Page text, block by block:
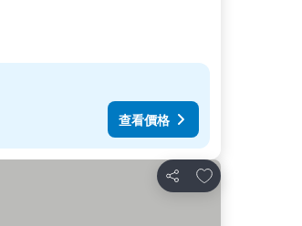
查看價格
分享
放到收藏夾